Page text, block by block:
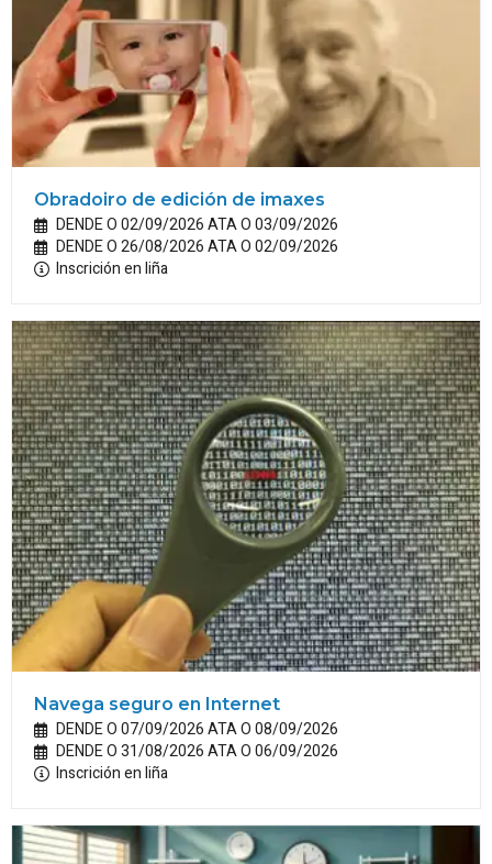
Obradoiro de edición de imaxes
DENDE O 02/09/2026 ATA O 03/09/2026
DENDE O 26/08/2026 ATA O 02/09/2026
Inscrición en liña
Navega seguro en Internet
DENDE O 07/09/2026 ATA O 08/09/2026
DENDE O 31/08/2026 ATA O 06/09/2026
Inscrición en liña